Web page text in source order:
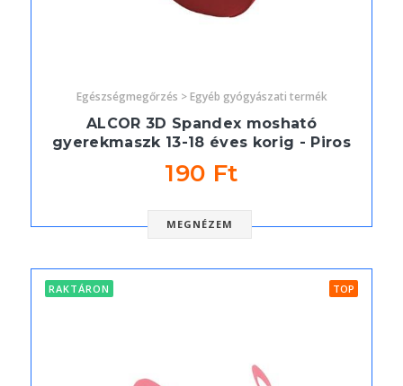
Egészségmegőrzés > Egyéb gyógyászati termék
ALCOR 3D Spandex mosható
gyerekmaszk 13-18 éves korig - Piros
190 Ft
MEGNÉZEM
RAKTÁRON TOP